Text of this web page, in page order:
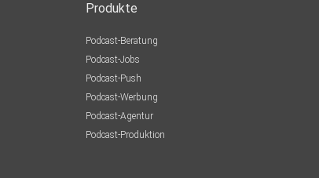
Produkte
Podcast-Beratung
Podcast-Jobs
Podcast-Push
Podcast-Werbung
Podcast-Agentur
Podcast-Produktion